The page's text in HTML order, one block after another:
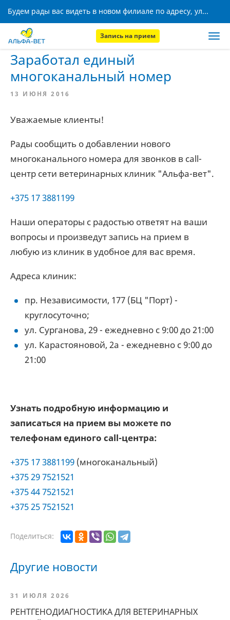
Будем рады вас видеть в новом филиале по адресу, ул. Кижеватова, 8!
Запись на прием
Главная
Заработал единый
многоканальный номер
13 ИЮНЯ 2016
Уважаемые клиенты!
Рады сообщить о добавлении нового
многоканального номера для звонков в call-
центр сети ветеринарных клиник "Альфа-вет".
+375 17 3881199
Наши операторы с радостью ответят на ваши
вопросы и произведут запись на прием в
любую из клиник в удобное для вас время.
Адреса клиник:
пр. Независимости, 177 (БЦ "Порт) -
круглосуточно;
ул. Сурганова, 29 - ежедневно с 9:00 до 21:00
ул. Карастояновой, 2а - ежедневно с 9:00 до
21:00
Узнать подробную информацию и
записаться на прием вы можете по
телефонам единого call-центра:
+375 17 3881199 (многоканальный)
+375 29 7521521
+375 44 7521521
+375 25 7521521
Поделиться:
Другие новости
31 ИЮЛЯ 2026
РЕНТГЕНОДИАГНОСТИКА ДЛЯ ВЕТЕРИНАРНЫХ